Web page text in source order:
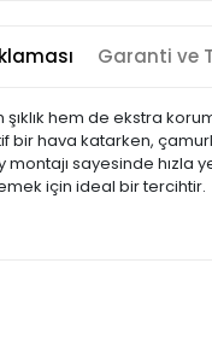
Garanti ve
şıklık hem de ekstra
bir hava katarken,
sayesinde hızla
için ideal bir tercihtir.